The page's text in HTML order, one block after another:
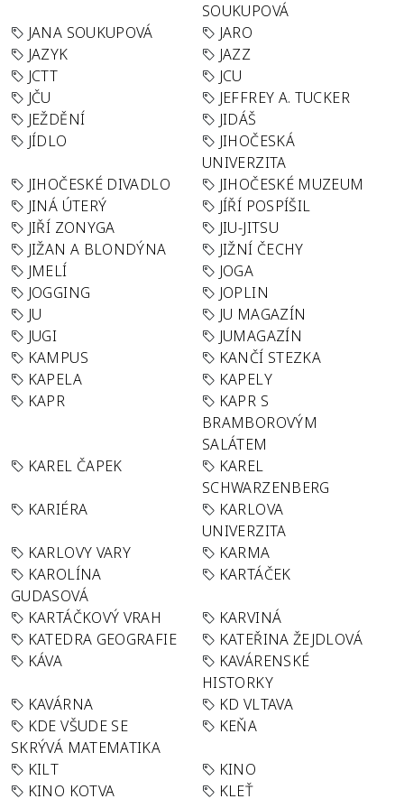
SOUKUPOVÁ
JANA SOUKUPOVÁ
JARO
JAZYK
JAZZ
JCTT
JCU
JČU
JEFFREY A. TUCKER
JEŽDĚNÍ
JIDÁŠ
JÍDLO
JIHOČESKÁ
UNIVERZITA
JIHOČESKÉ DIVADLO
JIHOČESKÉ MUZEUM
JINÁ ÚTERÝ
JÍŘÍ POSPÍŠIL
JIŘÍ ZONYGA
JIU-JITSU
JIŽAN A BLONDÝNA
JIŽNÍ ČECHY
JMELÍ
JOGA
JOGGING
JOPLIN
JU
JU MAGAZÍN
JUGI
JUMAGAZÍN
KAMPUS
KANČÍ STEZKA
KAPELA
KAPELY
KAPR
KAPR S
BRAMBOROVÝM
SALÁTEM
KAREL ČAPEK
KAREL
SCHWARZENBERG
KARIÉRA
KARLOVA
UNIVERZITA
KARLOVY VARY
KARMA
KAROLÍNA
GUDASOVÁ
KARTÁČEK
KARTÁČKOVÝ VRAH
KARVINÁ
KATEDRA GEOGRAFIE
KATEŘINA ŽEJDLOVÁ
KÁVA
KAVÁRENSKÉ
HISTORKY
KAVÁRNA
KD VLTAVA
KDE VŠUDE SE
SKRÝVÁ MATEMATIKA
KEŇA
KILT
KINO
KINO KOTVA
KLEŤ